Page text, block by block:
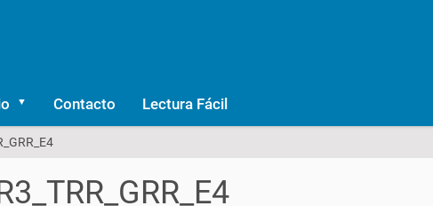
Contacto Lectura Fácil